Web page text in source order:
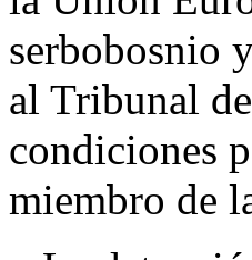
serbobosnio
al Tribunal
condiciones
miembro de